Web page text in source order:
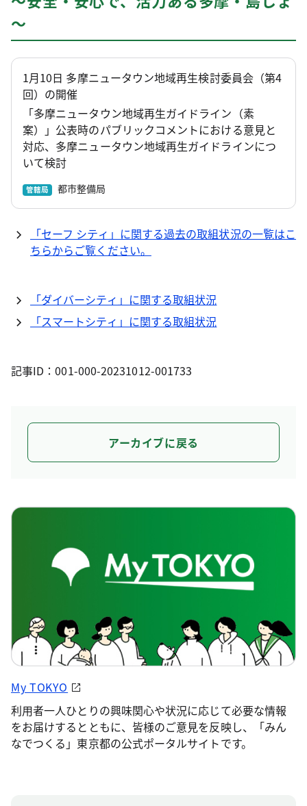
～
1月10日 多摩ニュータウン地域再生検討委員会（第4
回）の開催
「多摩ニュータウン地域再生ガイドライン（素
案）」公表時のパブリックコメントにおける意見と
対応、多摩ニュータウン地域再生ガイドラインにつ
いて検討
管轄局 都市整備局
「セーフ シティ」に関する過去の取組状況の一覧はこ
ちらからご覧ください。
「ダイバーシティ」に関する取組状況
「スマートシティ」に関する取組状況
記事ID：001-000-20231012-001733
アーカイブに戻る
My TOKYO
利用者一人ひとりの興味関心や状況に応じて必要な情報
をお届けするとともに、皆様のご意見を反映し、「みん
なでつくる」東京都の公式ポータルサイトです。